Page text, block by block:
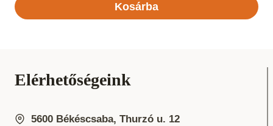
Kosárba
Elérhetőségeink
5600 Békéscsaba, Thurzó u. 12